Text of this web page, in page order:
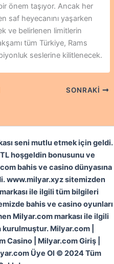
önem taşıyor. Ancak her
saf heyecanını yaşarken
ve belirlenen limitlerin
tüm Türkiye, Rams
seslerine kilitlenecek.
SONRAKI
seni mutlu etmek için geldi.
hoşgeldin bonusunu ve
bahis ve casino dünyasına
www.milyar.xyz sitemizden
ile ilgili tüm bilgileri
bahis ve casino oyunları
Milyar.com markası ile ilgili
Milyar.com |
Casino | Milyar.com Giriş |
Üye Ol © 2024 Tüm